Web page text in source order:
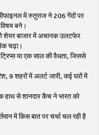
में रुतुराज ने 206 गेंदों पर
बने।
शेयर बाजार में अचानक उलटफेर
चढ़ा।
या एक साल की वैधता, जिससे
9 शहरों में अलर्ट जारी, कई घरों में
हाथ से शानदार कैच ने भारत को
में किस बात पर चर्चा चल रही है